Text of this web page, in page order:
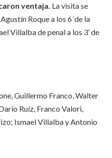
ventaja. La visita se
Roque a los 6´de la
Villalba de penal a los 3’ de
Guillermo Franco, Walter
Ruíz, Franco Valori,
Ismael Villalba y Antonio